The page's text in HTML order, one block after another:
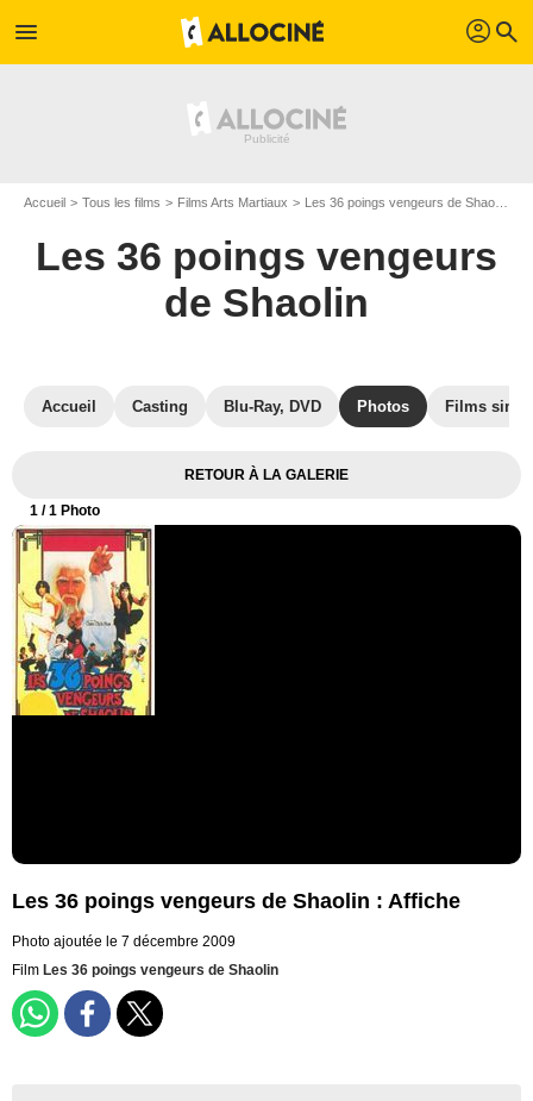
menu profil search
Accueil Tous les films Films Arts Martiaux Les 36 poings vengeurs de Shaolin
Les 36 poings vengeurs
de Shaolin
Accueil Casting Blu-Ray, DVD Photos Films
RETOUR À LA GALERIE
1 / 1 Photo
Les 36 poings vengeurs de Shaolin : Affiche
Photo ajoutée le 7 décembre 2009
Film Les 36 poings vengeurs de Shaolin